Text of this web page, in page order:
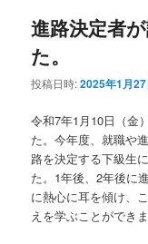
テ
ン
ツ
へ
移
ン
ツ
へ
移
動
進路決定者
た。
投稿日時:2025年1月27
令和7年1月10日（金
た。今年度、就職や
路を決定する下級生
た。1年後、2年後に
に熱心に耳を傾け、
えを学ぶことができま